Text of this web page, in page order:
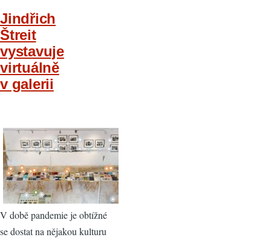
Jindřich
Štreit
vystavuje
virtuálně
v galerii
V době pandemie je obtížné
se dostat na nějakou kulturu